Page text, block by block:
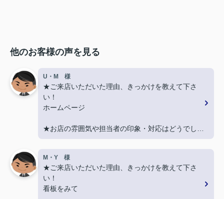
他のお客様の声を見る
U・M 様
★ご来店いただいた理由、きっかけを教えて下さ
い！
ホームページ
★お店の雰囲気や担当者の印象・対応はどうでした
か？
丁寧に、迅速にご対応頂き大変助かりました。
★担当者、または当店に一言お願い致します！
また引越しする機会があればよろしくお願いしま
す。
M・Y 様
★ご来店いただいた理由、きっかけを教えて下さ
い！
看板をみて